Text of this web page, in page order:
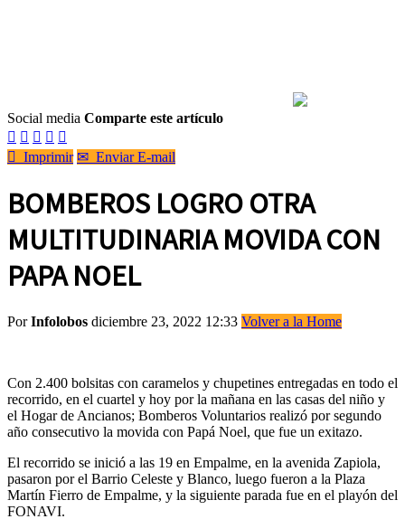
Social media Comparte este artículo
    
 Imprimir ✉ Enviar E-mail
BOMBEROS LOGRO OTRA
MULTITUDINARIA MOVIDA CON
PAPA NOEL
PorInfolobos diciembre 23, 2022 12:33 Volver a la Home
Con 2.400 bolsitas con caramelos y chupetines entregadas en todo el
recorrido, en el cuartel y hoy por la mañana en las casas del niño y
el Hogar de Ancianos; Bomberos Voluntarios realizó por segundo
año consecutivo la movida con Papá Noel, que fue un exitazo.
El recorrido se inició a las 19 en Empalme, en la avenida Zapiola,
pasaron por el Barrio Celeste y Blanco, luego fueron a la Plaza
Martín Fierro de Empalme, y la siguiente parada fue en el playón del
FONAVI.